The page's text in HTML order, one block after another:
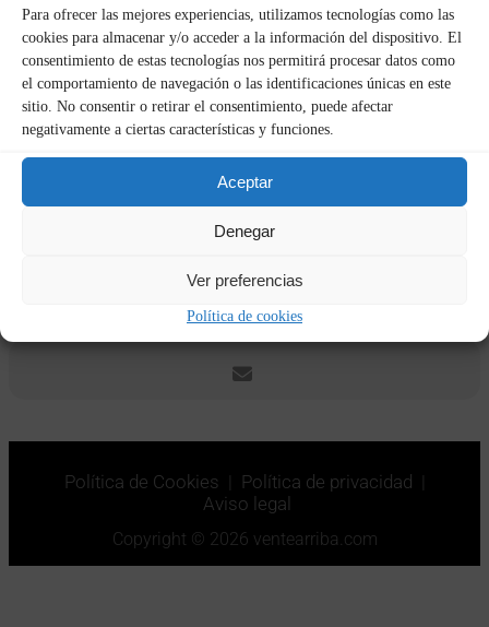
Para ofrecer las mejores experiencias, utilizamos tecnologías como las
cookies para almacenar y/o acceder a la información del dispositivo. El
consentimiento de estas tecnologías nos permitirá procesar datos como
el comportamiento de navegación o las identificaciones únicas en este
sitio. No consentir o retirar el consentimiento, puede afectar
negativamente a ciertas características y funciones.
Aceptar
Denegar
Ver preferencias
Política de cookies
Event Details
Fechas y horas
03/02/202318:30-05/02/202318:30 (GMT+01:00)
GOOGLECAL
Política de Cookies Política de privacidad
Aviso legal
Copyright © 2026 ventearriba.com